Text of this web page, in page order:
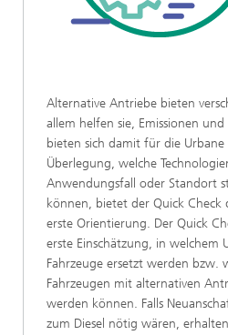
Alternative Antriebe bieten
allem helfen sie, Emissionen
bieten sich damit für die
Überlegung, welche
Anwendungsfall oder Standort
können, bietet der Quick Check
erste Orientierung. Der Quick
erste Einschätzung, in welchem
Fahrzeuge ersetzt werden bzw.
Fahrzeugen mit alternativen
werden können. Falls
zum Diesel nötig wären,